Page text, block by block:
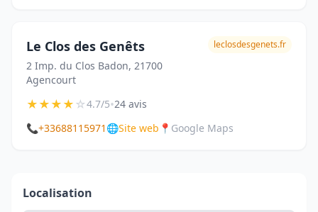
Le Clos des Genêts
2 Imp. du Clos Badon, 21700
Agencourt
leclosdesgenets.fr
★★★★☆4.7/5•24 avis
📞+33688115971 🌐Site web 📍 Google Maps
Localisation